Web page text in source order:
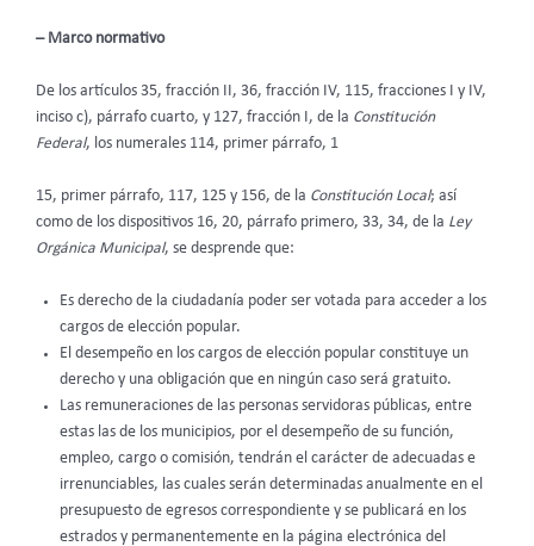
– Marco normativo
De los artículos 35, fracción II, 36, fracción IV, 115, fracciones I y IV,
inciso c), párrafo cuarto, y 127, fracción I, de la Constitución
Federal, los numerales 114, primer párrafo, 1
15, primer párrafo, 117, 125 y 156, de la Constitución Local; así
como de los dispositivos 16, 20, párrafo primero, 33, 34, de la Ley
Orgánica Municipal, se desprende que:
Es derecho de la ciudadanía poder ser votada para acceder a los
cargos de elección popular.
El desempeño en los cargos de elección popular constituye un
derecho y una obligación que en ningún caso será gratuito.
Las remuneraciones de las personas servidoras públicas, entre
estas las de los municipios, por el desempeño de su función,
empleo, cargo o comisión, tendrán el carácter de adecuadas e
irrenunciables, las cuales serán determinadas anualmente en el
presupuesto de egresos correspondiente y se publicará en los
estrados y permanentemente en la página electrónica del